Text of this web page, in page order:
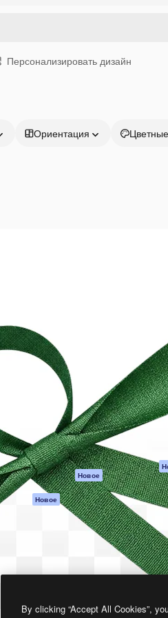
Персонализировать дизайн
Ориентация Цветные
Spaces
ИИ-помощник
Генератор
изображений ИИ
Генератор видео
Генератор голоса
на основе ИИ
Стоковый контент
MCP для
Claude/ChatGPT
Новое
Агенты Новое
Magnific
Пакету ИИ
Служба
поддержки
Условия и
положения
Политика
Оригиналы
Политика
cookie
Центр
Партнеры
Предприятие
By clicking “Accept All Cookies”,